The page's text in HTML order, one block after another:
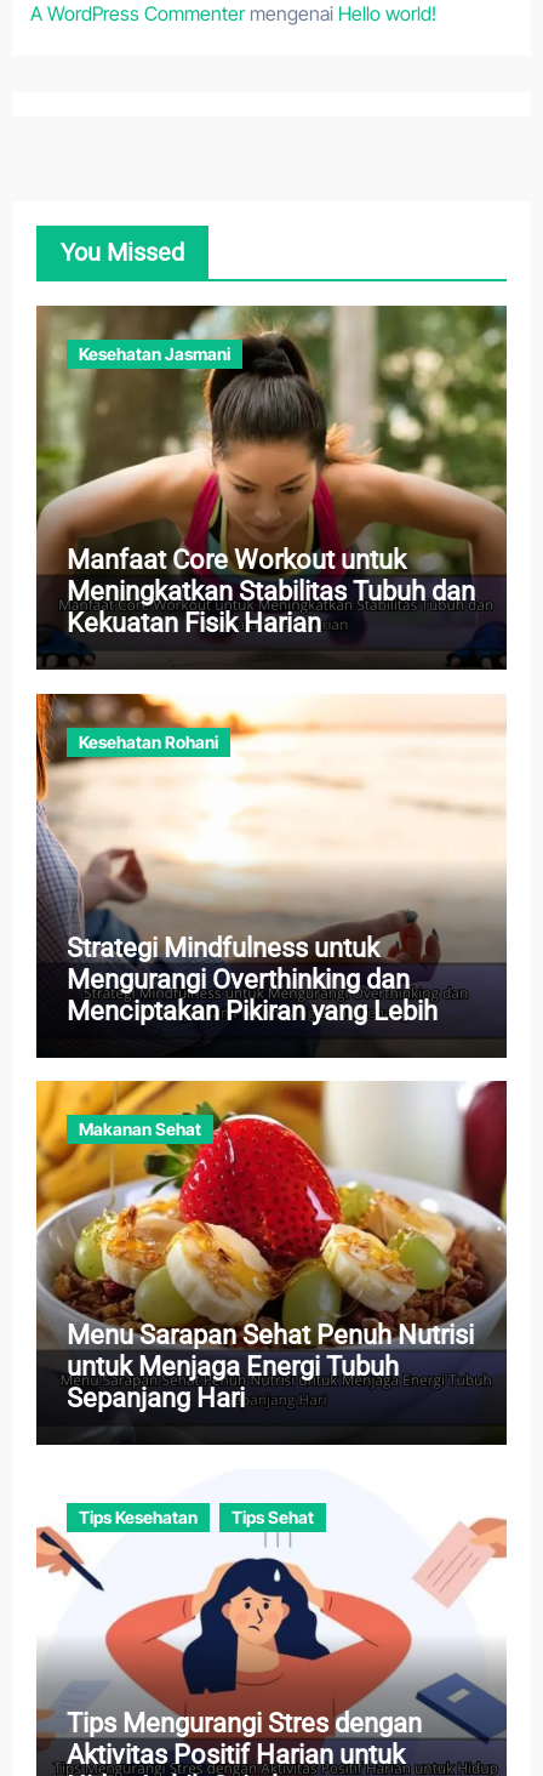
A WordPress Commentermengenai Hello world!
You Missed
Kesehatan Jasmani
Manfaat Core Workout untuk
Meningkatkan Stabilitas Tubuh dan
Kekuatan Fisik Harian
Kesehatan Rohani
Strategi Mindfulness untuk
Mengurangi Overthinking dan
Menciptakan Pikiran yang Lebih
Makanan Sehat
Menu Sarapan Sehat Penuh Nutrisi
untuk Menjaga Energi Tubuh
Sepanjang Hari
Tips Kesehatan Tips Sehat
Tips Mengurangi Stres dengan
Aktivitas Positif Harian untuk